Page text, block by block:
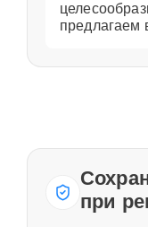
предлагаем
при